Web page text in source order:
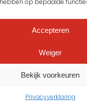
op bepaalde
Accepteren
Weiger
Bekijk voorkeuren
Privacyverklaring